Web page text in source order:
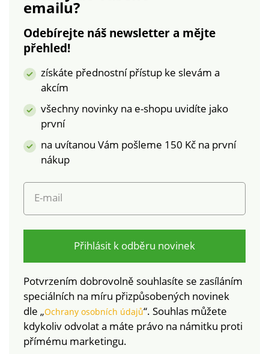
široká pohodlná
košíčků v ultra měkké
mikrovlákno podšité
bocích. Tečkovaný
efekt ve zvýšené
krajce. Zadní část ve
tvaru U pro optimální
podporu.
emailu?
Odebírejte náš newsletter a mějte
přehled!
získáte přednostní přístup ke slevám a
akcím
všechny novinky na e-shopu uvidíte jako
první
na uvítanou Vám pošleme 150 Kč na první
nákup
E-mail
Přihlásit k odběru novinek
Potvrzením dobrovolně souhlasíte se zasíláním
speciálních na míru přizpůsobených novinek
dle „Ochrany osobních údajů“. Souhlas můžete
kdykoliv odvolat a máte právo na námitku proti
přímému marketingu.